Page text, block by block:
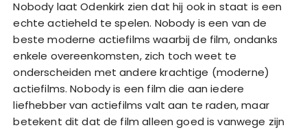
Nobody laat Odenkirk zien dat hij ook in staat is een
echte actieheld te spelen. Nobody is een van de
beste moderne actiefilms waarbij de film, ondanks
enkele overeenkomsten, zich toch weet te
onderscheiden met andere krachtige (moderne)
actiefilms. Nobody is een film die aan iedere
liefhebber van actiefilms valt aan te raden, maar
betekent dit dat de film alleen goed is vanwege zijn